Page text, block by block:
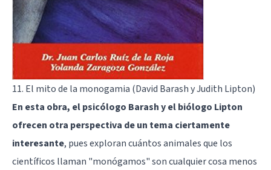
11. El mito de la monogamia (David Barash y Judith Lipton)
En esta obra, el psicólogo Barash y el biólogo Lipton
ofrecen otra perspectiva de un tema ciertamente
interesante, pues exploran cuántos animales que los
científicos llaman "monógamos" son cualquier cosa menos